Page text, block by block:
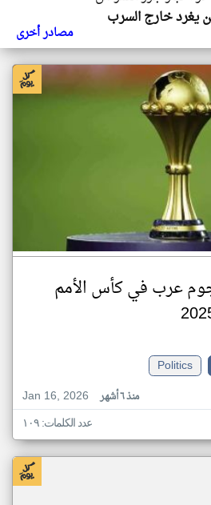
يغرد خارج السرب
مصادر أخرى
7 نجوم عرب في كأس الأمم
Politics
Jan 16, 2026
منذ ٦ أشهر
عدد الكلمات: ١٠٩